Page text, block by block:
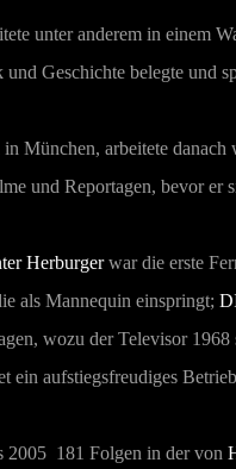
unter anderem in einem
Geschichte belegte und
München, arbeitete
und Reportagen, bevor er
Herburgerwar die erste
als Mannequin einspringt;
wozu der Televisor 1968
ein aufstiegsfreudiges
2005 181 Folgen in der von